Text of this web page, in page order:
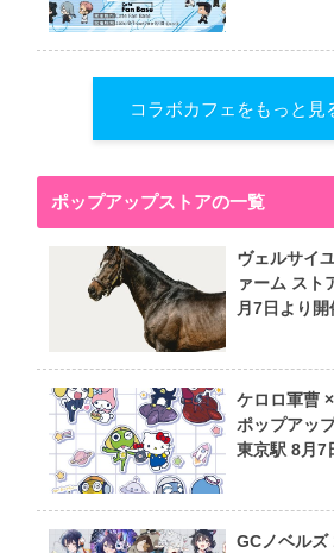
コラボカフェをもっと見
ポップアップストアの一覧
ヴェルサイ
ァーム スト
月7日より開
ケロロ軍曹
ポップアッ
東京駅 8月7
GCノベルズ